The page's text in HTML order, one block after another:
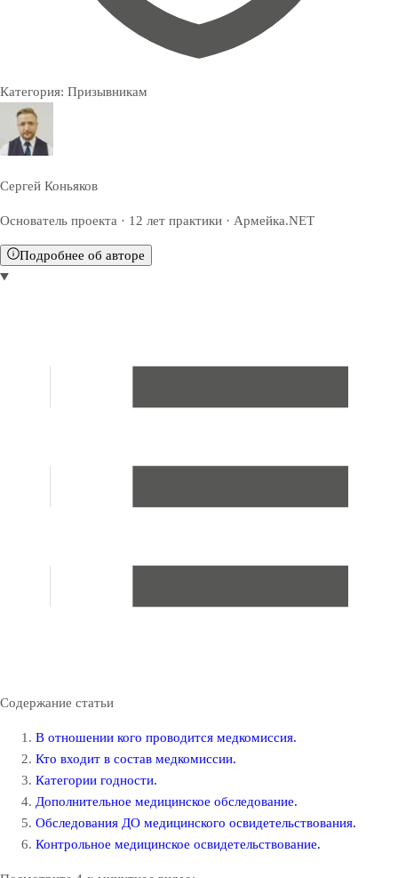
Категория: Призывникам
Сергей Коньяков
Основатель проекта · 12 лет практики · Армейка.NET
Подробнее об авторе
Содержание статьи
В отношении кого проводится медкомиссия.
Кто входит в состав медкомиссии.
Категории годности.
Дополнительное медицинское обследование.
Обследования ДО медицинского освидетельствования.
Контрольное медицинское освидетельствование.